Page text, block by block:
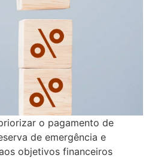
o pagamento de
de emergência e
objetivos financeiros